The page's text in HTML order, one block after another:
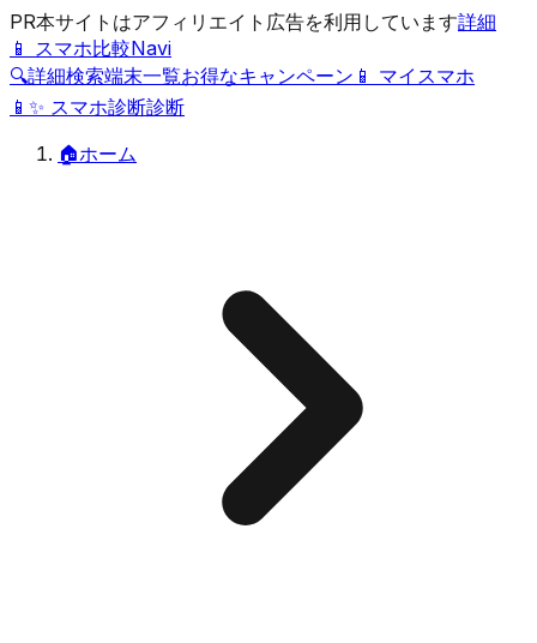
PR本サイトはアフィリエイト広告を利用しています詳細
📱 スマホ比較Navi
🔍詳細検索端末一覧お得なキャンペーン 📱 マイスマホ
📱 ✨ スマホ診断診断
🏠ホーム